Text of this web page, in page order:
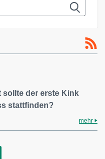
sollte der erste Kink
stattfinden?
mehr